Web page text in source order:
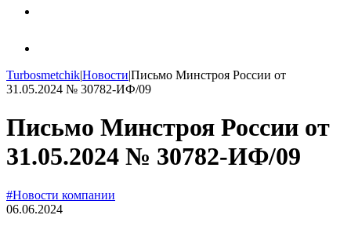
Turbosmetchik|Новости|Письмо Минстроя России от
31.05.2024 № 30782-ИФ/09
Письмо Минстроя России от
31.05.2024 № 30782-ИФ/09
#Новости компании
06.06.2024